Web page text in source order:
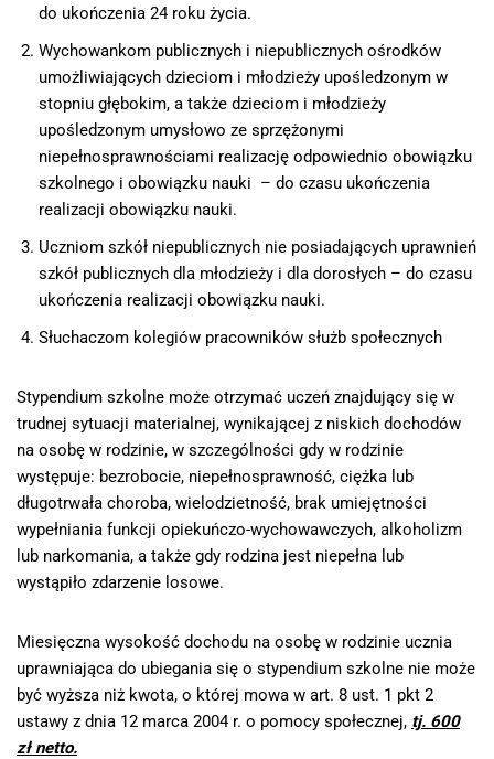
do ukończenia 24 roku życia.
Wychowankom publicznych i niepublicznych ośrodków
umożliwiających dzieciom i młodzieży upośledzonym w
stopniu głębokim, a także dzieciom i młodzieży
upośledzonym umysłowo ze sprzężonymi
niepełnosprawnościami realizację odpowiednio obowiązku
szkolnego i obowiązku nauki – do czasu ukończenia
realizacji obowiązku nauki.
Uczniom szkół niepublicznych nie posiadających uprawnień
szkół publicznych dla młodzieży i dla dorosłych – do czasu
ukończenia realizacji obowiązku nauki.
Słuchaczom kolegiów pracowników służb społecznych
Stypendium szkolne może otrzymać uczeń znajdujący się w
trudnej sytuacji materialnej, wynikającej z niskich dochodów
na osobę w rodzinie, w szczególności gdy w rodzinie
występuje: bezrobocie, niepełnosprawność, ciężka lub
długotrwała choroba, wielodzietność, brak umiejętności
wypełniania funkcji opiekuńczo-wychowawczych, alkoholizm
lub narkomania, a także gdy rodzina jest niepełna lub
wystąpiło zdarzenie losowe.
Miesięczna wysokość dochodu na osobę w rodzinie ucznia
uprawniająca do ubiegania się o stypendium szkolne nie może
być wyższa niż kwota, o której mowa w art. 8 ust. 1 pkt 2
ustawy z dnia 12 marca 2004 r. o pomocy społecznej, tj. 600
zł netto.